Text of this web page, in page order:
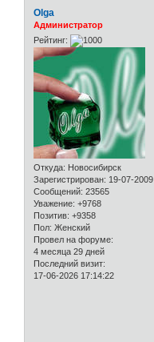
Olga
Администратор
Рейтинг:
Откуда: Новосибирск
Зарегистрирован: 19-07-2009
Сообщений: 23565
Уважение: +9768
Позитив: +9358
Пол: Женский
Провел на форуме:
4 месяца 29 дней
Последний визит:
17-06-2026 17:14:22